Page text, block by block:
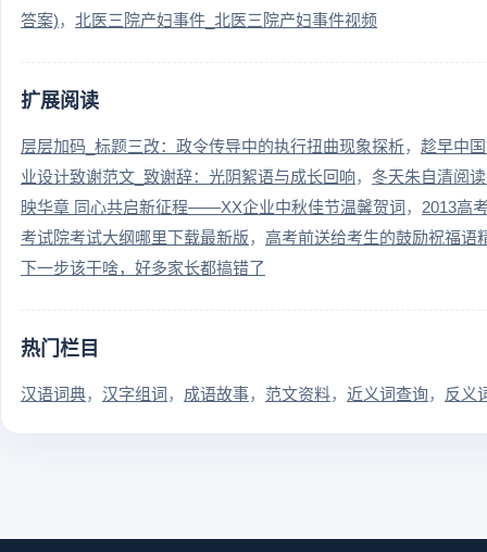
答案)
北医三院产妇事件_北医三院产妇事件视频
扩展阅读
层层加码_标题三改：政令传导中的执行扭曲现象探析
趁早中
业设计致谢范文_致谢辞：光阴絮语与成长回响
冬天朱自清阅
映华章 同心共启新征程——XX企业中秋佳节温馨贺词
2013高
考试院考试大纲哪里下载最新版
高考前送给考生的鼓励祝福语
下一步该干啥，好多家长都搞错了
热门栏目
汉语词典 汉字组词 成语故事 范文资料 近义词查询 反义